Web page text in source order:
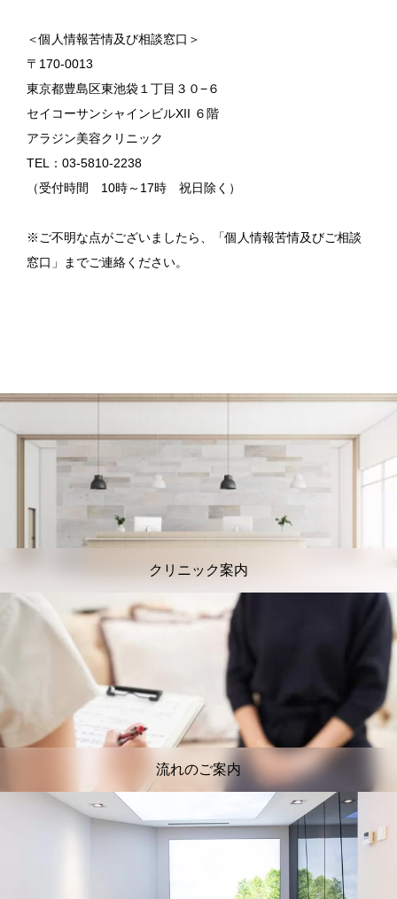
＜個人情報苦情及び相談窓口＞
〒170-0013
東京都豊島区東池袋１丁目３０−６
セイコーサンシャインビルXII ６階
アラジン美容クリニック
TEL：03-5810-2238
（受付時間 10時～17時 祝日除く）
※ご不明な点がございましたら、「個人情報苦情及びご相談
窓口」までご連絡ください。
クリニック案内
流れのご案内